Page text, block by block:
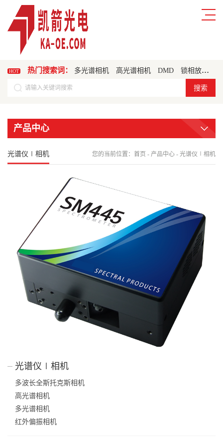
HOT 热门搜索词： 多光谱相机 高光谱相机 DMD 锁相放大器
产品中心
光谱仪∣相机 您的当前位置： 首页 - 产品中心 - 光谱仪∣相机
光谱仪∣相机
多波长全斯托克斯相机
高光谱相机
多光谱相机
红外偏振相机